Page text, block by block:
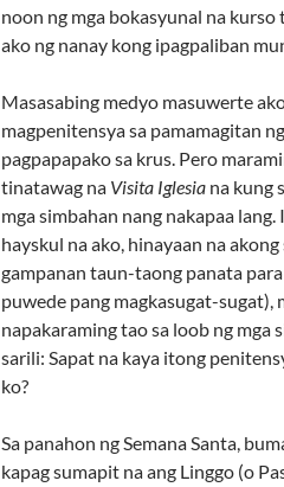
noon ng mga bokasyunal na
ako ng nanay kong ipagpaliban
Masasabing medyo masuwerte
magpenitensya sa pamamagitan
pagpapapako sa krus. Pero
tinatawag na Visita Iglesia na kung
mga simbahan nang nakapaa
hayskul na ako, hinayaan na
gampanan taun-taong panata
puwede pang magkasugat-sugat),
napakaraming tao sa loob ng mga
sarili: Sapat na kaya itong
ko?
Sa panahon ng Semana Santa,
kapag sumapit na ang Linggo (o